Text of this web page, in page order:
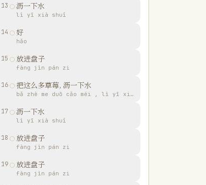
13 沥一下水
lì yī xià shuǐ
14 好
hǎo
15 放进盘子
fàng jìn pán zi
16 把这么多草莓, 沥一下水
bǎ zhè me duō cǎo méi , lì yī xià shuǐ
17 沥一下水
lì yī xià shuǐ
18 放进盘子
fàng jìn pán zi
19 放进盘子
fàng jìn pán zi